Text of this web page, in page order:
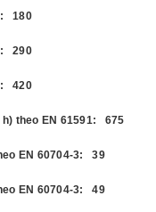
180
290
420
theo EN 61591: 675
EN 60704-3: 39
EN 60704-3: 49